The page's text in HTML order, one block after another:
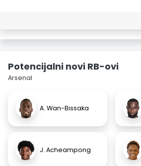
Potencijalni novi RB-ovi
Arsenal
A. Wan-Bissaka
J. Acheampong